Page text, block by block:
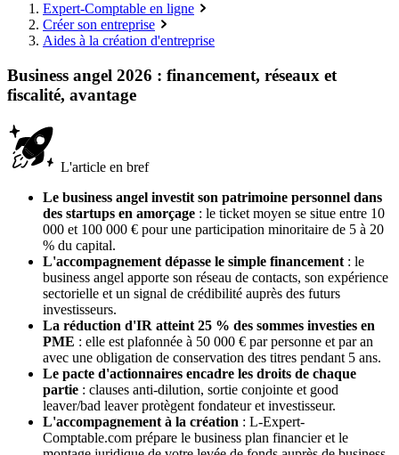
Expert-Comptable en ligne
Créer son entreprise
Aides à la création d'entreprise
Business angel 2026 : financement, réseaux et
fiscalité, avantage
L'article en bref
Le business angel investit son patrimoine personnel dans
des startups en amorçage : le ticket moyen se situe entre 10
000 et 100 000 € pour une participation minoritaire de 5 à 20
% du capital.
L'accompagnement dépasse le simple financement : le
business angel apporte son réseau de contacts, son expérience
sectorielle et un signal de crédibilité auprès des futurs
investisseurs.
La réduction d'IR atteint 25 % des sommes investies en
PME : elle est plafonnée à 50 000 € par personne et par an
avec une obligation de conservation des titres pendant 5 ans.
Le pacte d'actionnaires encadre les droits de chaque
partie : clauses anti-dilution, sortie conjointe et good
leaver/bad leaver protègent fondateur et investisseur.
L'accompagnement à la création : L-Expert-
Comptable.com prépare le business plan financier et le